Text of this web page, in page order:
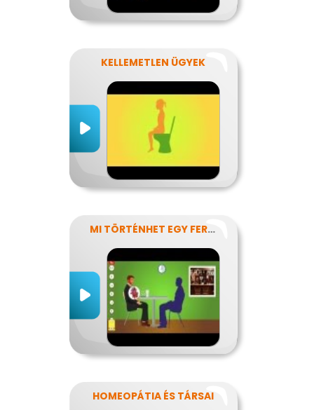
KELLEMETLEN ÜGYEK
MI TÖRTÉNHET EGY FERDE ÉJSZAKÁN?
HOMEOPÁTIA ÉS TÁRSAI